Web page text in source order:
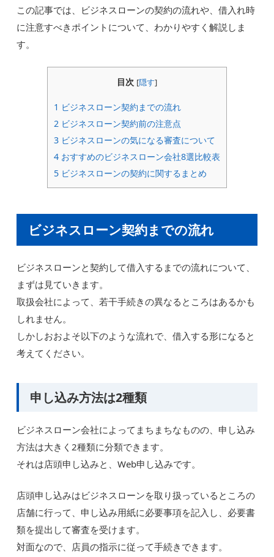
この記事では、ビジネスローンの契約の流れや、借入れ時
に注意すべきポイントについて、わかりやすく解説しま
す。
目次 [隠す]
1 ビジネスローン契約までの流れ
2 ビジネスローン契約前の注意点
3 ビジネスローンの気になる審査について
4 おすすめのビジネスローン会社8選比較表
5 ビジネスローンの契約に関するまとめ
ビジネスローン契約までの流れ
ビジネスローンと契約して借入するまでの流れについて、
まずは見ていきます。
取扱会社によって、若干手続きの異なるところはあるかも
しれません。
しかしおおよそ以下のような流れで、借入する形になると
考えてください。
申し込み方法は2種類
ビジネスローン会社によってまちまちなものの、申し込み
方法は大きく2種類に分類できます。
それは店頭申し込みと、Web申し込みです。
店頭申し込みはビジネスローンを取り扱っているところの
店舗に行って、申し込み用紙に必要事項を記入し、必要書
類を提出して審査を受けます。
対面なので、店員の指示に従って手続きできます。